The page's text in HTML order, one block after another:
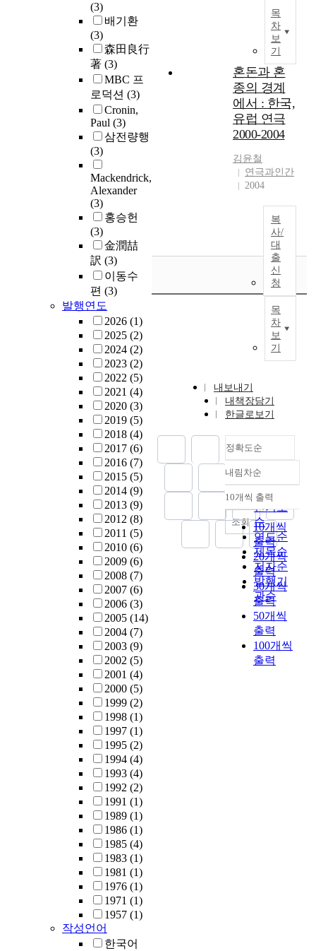
(3)
배기환
(3)
森田良行
著 (3)
MBC 프
로덕션 (3)
Cronin,
Paul (3)
삼전량행
(3)
Mackendrick,
Alexander
(3)
홍승헌
(3)
金潤喆
訳 (3)
이동수
편 (3)
발행연도
2026 (1)
2025 (2)
2024 (2)
2023 (2)
2022 (5)
2021 (4)
2020 (3)
2019 (5)
2018 (4)
2017 (6)
2016 (7)
2015 (5)
2014 (9)
2013 (9)
2012 (8)
2011 (5)
2010 (6)
2009 (6)
2008 (7)
2007 (6)
2006 (3)
2005 (14)
2004 (7)
2003 (9)
2002 (5)
2001 (4)
2000 (5)
1999 (2)
1998 (1)
1997 (1)
1995 (2)
1994 (4)
1993 (4)
1992 (2)
1991 (1)
1989 (1)
1986 (1)
1985 (4)
1983 (1)
1981 (1)
1976 (1)
1971 (1)
1957 (1)
작성언어
한국어
목
차
보
기
혼돈과 혼
종의 경계
에서 : 한국,
유럽 연극
2000-2004
김윤철
연극과인간
2004
복
사/
대
출
신
청
목
차
보
기
내보내기
내책장담기
한글로보기
정확도순
정확도
순
인기도
순
연도순
제목순
저자순
발행기
관순
내림차순
내림차순
10개씩 출력
10개씩
출력
20개씩
출력
30개씩
출력
50개씩
출력
100개씩
출력
조회